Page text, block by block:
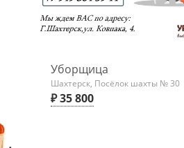
Уборщица
Шахтерск, Посёлок шахты № 30
₽ 35 800